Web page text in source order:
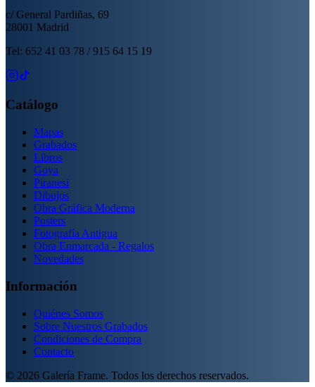
c/ General Pardiñas, 69
28001 Madrid
Tel: 652 41 03 78 / 915 64 15 19
Catálogo
Mapas
Grabados
Libros
Goya
Piranesi
Dibujos
Obra Gráfica Moderna
Posters
Fotografía Antigua
Obra Enmarcada - Regalos
Novedades
Información
Quiénes Somos
Sobre Nuestros Grabados
Condiciones de Compra
Contacto
© 2026 Galería Frame. Todos los derechos reservados.